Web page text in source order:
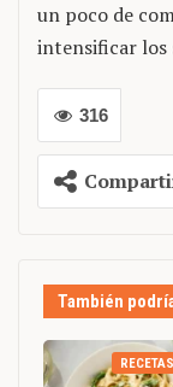
un poco de
intensificar los
316
También
RECETAS